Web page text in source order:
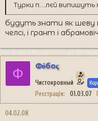
Турки п....лєй
будуть знати як шеву
челсі, і грант і
Ф Фόбоς
Чистокровный
Реєстрація 01.03.07
04.02.08